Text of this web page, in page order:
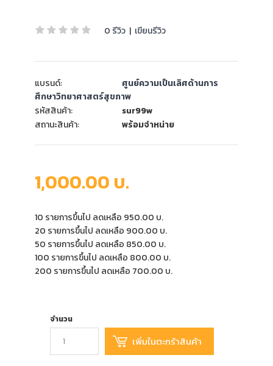
0 รีวิว | เขียนรีวิว
แบรนด์:
ศูนย์ความเป็นเลิศด้านการ
ศึกษาวิทยาศาสตร์สุขภาพ
รหัสสินค้า:
sur99w
สถานะสินค้า:
พร้อมจำหน่าย
1,000.00 บ.
10 รายการขึ้นไป ลดเหลือ 950.00 บ.
20 รายการขึ้นไป ลดเหลือ 900.00 บ.
50 รายการขึ้นไป ลดเหลือ 850.00 บ.
100 รายการขึ้นไป ลดเหลือ 800.00 บ.
200 รายการขึ้นไป ลดเหลือ 700.00 บ.
จำนวน